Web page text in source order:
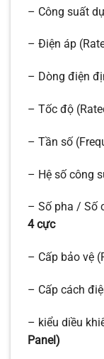
– Công suất
– Điện áp
– Dòng điện
– Tốc độ
– Tần số
– Hệ số công
– Số pha / Số
4 cực
– Cấp bảo vệ
– Cấp cách
– kiểu diều
Panel)